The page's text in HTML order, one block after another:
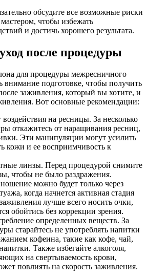
обсудите все возможные риски
чтобы избежать
и достичь хорошего результата.
после процедуры
для процедуры межресничного
внимание подготовке, чтобы получить
заживления, который вы хотите, и
Вот основные рекомендации:
на ресницы. За несколько
откажитесь от наращивания ресниц,
Эти манипуляции могут усилить
кожи и ее восприимчивость к
линзы. Перед процедурой снимите
чтобы не было раздражения.
можно будет только через
когда начнется активная стадия
лучше всего носить очки,
обойтись без коррекции зрения.
определенных веществ. За
старайтесь не употреблять напитки
кофеина, такие как кофе, чай,
Также избегайте алкоголя,
на свертываемость крови,
повлиять на скорость заживления.